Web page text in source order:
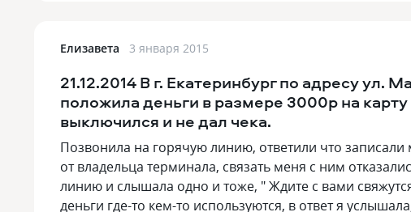
Елизавета 3 января 2015
21.12.2014 В г. Екатеринбург по адресу
положила деньги в размере 3000р на
выключился и не дал чека.
Позвонила на горячую линию, ответили что
от владельца терминала, связать меня с ним
линию и слышала одно и тоже, " Ждите с вами
деньги где-то кем-то используются, в ответ я